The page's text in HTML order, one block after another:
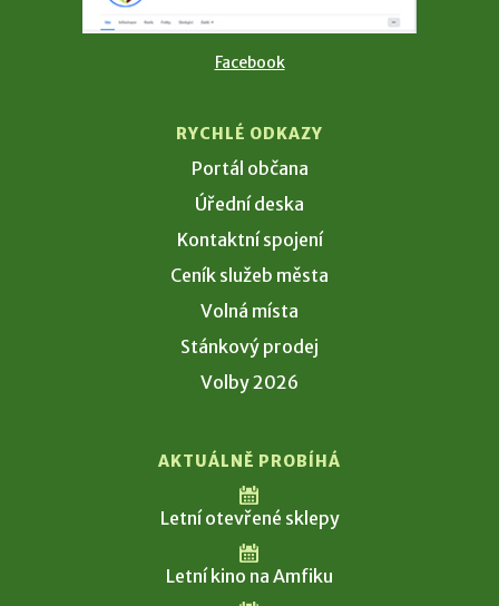
Facebook
RYCHLÉ ODKAZY
Portál občana
Úřední deska
Kontaktní spojení
Ceník služeb města
Volná místa
Stánkový prodej
Volby 2026
AKTUÁLNĚ PROBÍHÁ
Letní otevřené sklepy
Letní kino na Amfiku